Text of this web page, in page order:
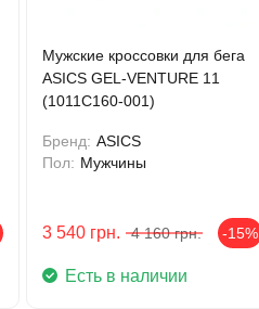
Мужские кроссовки для бега
ASICS GEL-VENTURE 11
(1011C160-001)
Бренд: ASICS
Пол: Мужчины
3 540 грн. 4 160 грн. -15%
Есть в наличии